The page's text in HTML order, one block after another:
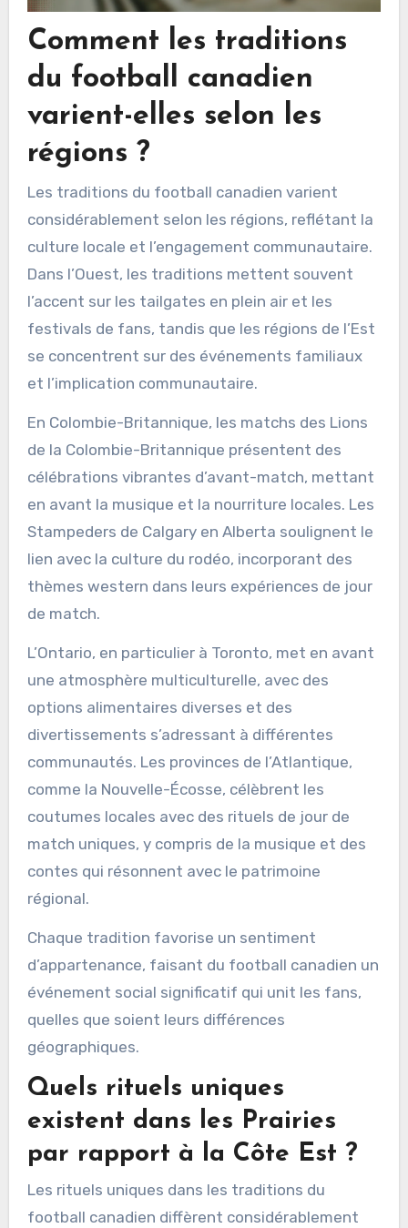
Comment les traditions
du football canadien
varient-elles selon les
régions ?
Les traditions du football canadien varient
considérablement selon les régions, reflétant la
culture locale et l’engagement communautaire.
Dans l’Ouest, les traditions mettent souvent
l’accent sur les tailgates en plein air et les
festivals de fans, tandis que les régions de l’Est
se concentrent sur des événements familiaux
et l’implication communautaire.
En Colombie-Britannique, les matchs des Lions
de la Colombie-Britannique présentent des
célébrations vibrantes d’avant-match, mettant
en avant la musique et la nourriture locales. Les
Stampeders de Calgary en Alberta soulignent le
lien avec la culture du rodéo, incorporant des
thèmes western dans leurs expériences de jour
de match.
L’Ontario, en particulier à Toronto, met en avant
une atmosphère multiculturelle, avec des
options alimentaires diverses et des
divertissements s’adressant à différentes
communautés. Les provinces de l’Atlantique,
comme la Nouvelle-Écosse, célèbrent les
coutumes locales avec des rituels de jour de
match uniques, y compris de la musique et des
contes qui résonnent avec le patrimoine
régional.
Chaque tradition favorise un sentiment
d’appartenance, faisant du football canadien un
événement social significatif qui unit les fans,
quelles que soient leurs différences
géographiques.
Quels rituels uniques
existent dans les Prairies
par rapport à la Côte Est ?
Les rituels uniques dans les traditions du
football canadien diffèrent considérablement